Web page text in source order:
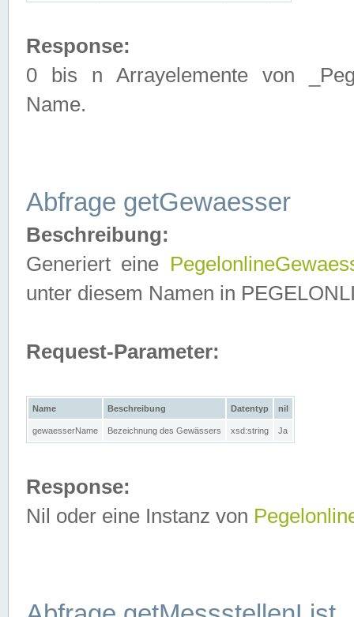
Response:
0 bis n Arrayelemente von
Name.
Abfrage getGewaesser
Beschreibung:
Generiert eine
unter diesem Namen in
Request-Parameter:
Name Beschreibung Datentyp nil
gewaesserName Bezeichnung des Gewässers xsd:string Ja
Response:
Nil oder eine Instanz von